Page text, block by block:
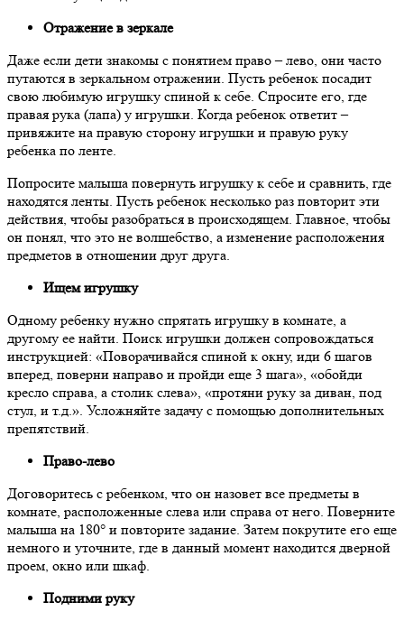
Отражение в зеркале
Даже если дети знакомы с понятием право – лево, они часто
путаются в зеркальном отражении. Пусть ребенок посадит
свою любимую игрушку спиной к себе. Спросите его, где
правая рука (лапа) у игрушки. Когда ребенок ответит –
привяжите на правую сторону игрушки и правую руку
ребенка по ленте.
Попросите малыша повернуть игрушку к себе и сравнить, где
находятся ленты. Пусть ребенок несколько раз повторит эти
действия, чтобы разобраться в происходящем. Главное, чтобы
он понял, что это не волшебство, а изменение расположения
предметов в отношении друг друга.
Ищем игрушку
Одному ребенку нужно спрятать игрушку в комнате, а
другому ее найти. Поиск игрушки должен сопровождаться
инструкцией: «Поворачивайся спиной к окну, иди 6 шагов
вперед, поверни направо и пройди еще 3 шага», «обойди
кресло справа, а столик слева», «протяни руку за диван, под
стул, и т.д.». Усложняйте задачу с помощью дополнительных
препятствий.
Право-лево
Договоритесь с ребенком, что он назовет все предметы в
комнате, расположенные слева или справа от него. Поверните
малыша на 180° и повторите задание. Затем покрутите его еще
немного и уточните, где в данный момент находится дверной
проем, окно или шкаф.
Подними руку